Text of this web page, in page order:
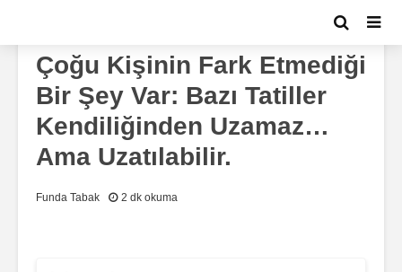
Çoğu Kişinin Fark Etmediği
Bir Şey Var: Bazı Tatiller
Kendiliğinden Uzamaz…
Ama Uzatılabilir.
Funda Tabak 2 dk okuma